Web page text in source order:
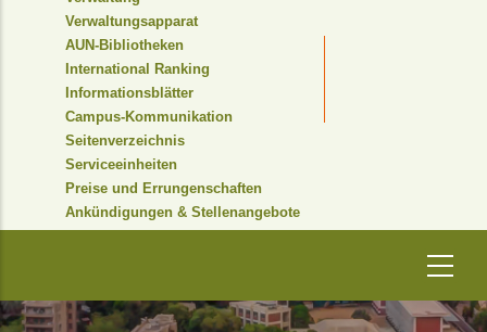
NAVIGATION
Verwaltungsapparat
AUN-Bibliotheken
International Ranking
Informationsblätter
Campus-Kommunikation
Seitenverzeichnis
Serviceeinheiten
Preise und Errungenschaften
Ankündigungen & Stellenangebote